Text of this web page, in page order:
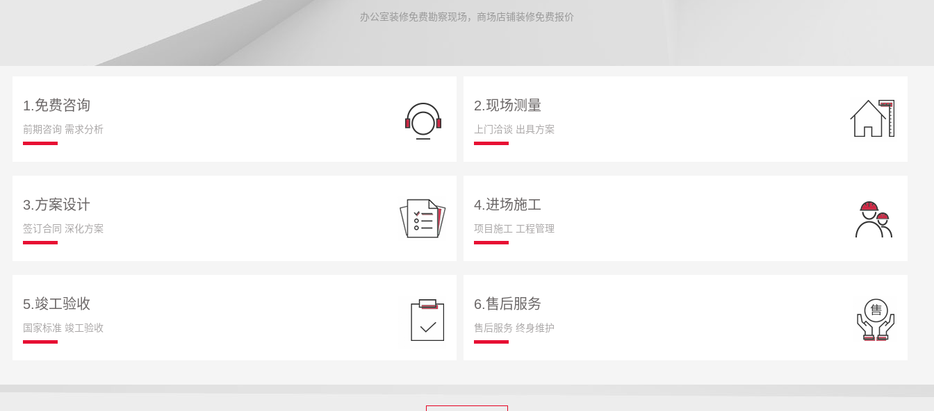
办公室装修免费勘察现场，商场店铺装修免费报价
1.免费咨询
前期咨询 需求分析
2.现场测量
上门洽谈 出具方案
3.方案设计
签订合同 深化方案
4.进场施工
项目施工 工程管理
5.竣工验收
国家标准 竣工验收
6.售后服务
售后服务 终身维护